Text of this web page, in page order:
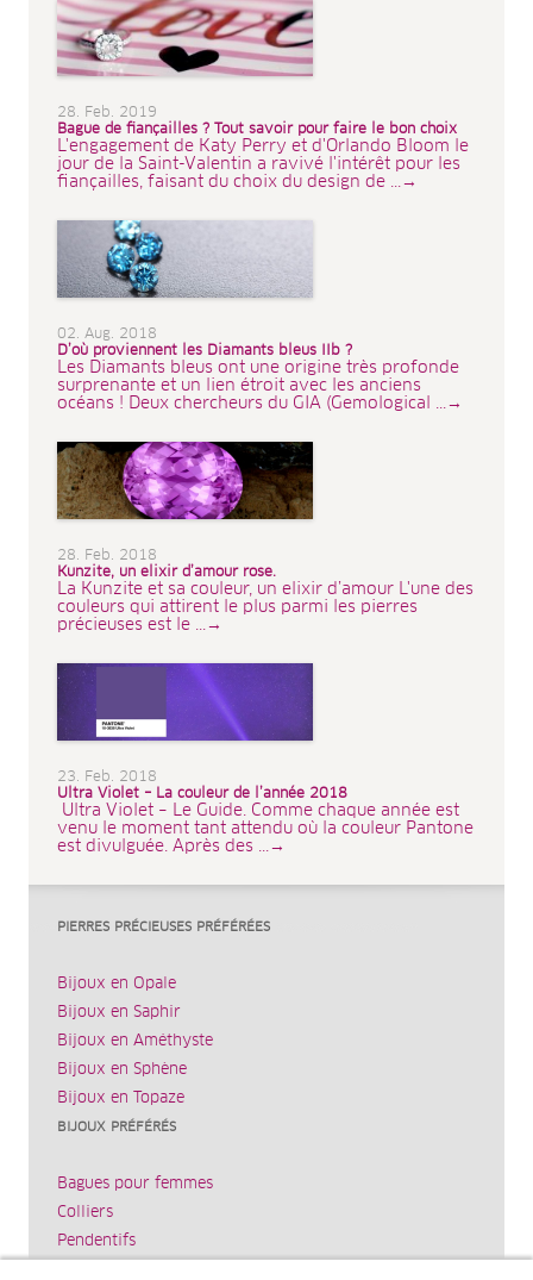
28. Feb. 2019
Bague de fiançailles ? Tout savoir pour faire le bon choix
L'engagement de Katy Perry et d'Orlando Bloom le
jour de la Saint-Valentin a ravivé l'intérêt pour les
fiançailles, faisant du choix du design de ...→
02. Aug. 2018
D’où proviennent les Diamants bleus IIb ?
Les Diamants bleus ont une origine très profonde
surprenante et un lien étroit avec les anciens
océans ! Deux chercheurs du GIA (Gemological ...→
28. Feb. 2018
Kunzite, un elixir d’amour rose.
La Kunzite et sa couleur, un elixir d’amour L'une des
couleurs qui attirent le plus parmi les pierres
précieuses est le ...→
23. Feb. 2018
Ultra Violet – La couleur de l’année 2018
Ultra Violet – Le Guide. Comme chaque année est
venu le moment tant attendu où la couleur Pantone
est divulguée. Après des ...→
PIERRES PRÉCIEUSES PRÉFÉRÉES
Bijoux en Opale
Bijoux en Saphir
Bijoux en Améthyste
Bijoux en Sphène
Bijoux en Topaze
BIJOUX PRÉFÉRÉS
Bagues pour femmes
Colliers
Pendentifs